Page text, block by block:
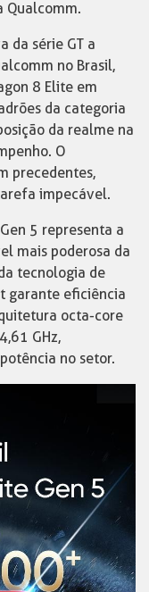
Qualcomm.
da série GT a
no Brasil,
8 Elite em
da categoria
da realme na
O
precedentes,
impecável.
5 representa a
mais poderosa da
tecnologia de
garante eficiência
octa-core
GHz,
no setor.